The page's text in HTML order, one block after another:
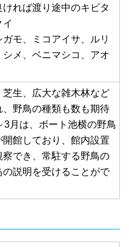
れば渡り途中のキビタ
モ、ミコアイサ、ルリ
シメ、ベニマシコ、アオ
生、広大な雑木林など
野鳥の種類も数も期待
3月は、ボート池横の野鳥
館しており、館内設置
でき、常駐する野鳥の
説明を受けることがで